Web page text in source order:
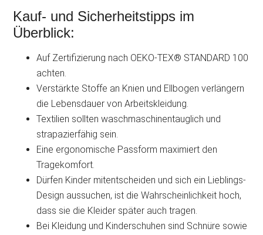
Kauf- und Sicherheitstipps im
Überblick:
Auf Zertifizierung nach OEKO-TEX® STANDARD 100
achten.
Verstärkte Stoffe an Knien und Ellbogen verlängern
die Lebensdauer von Arbeitskleidung.
Textilien sollten waschmaschinentauglich und
strapazierfähig sein.
Eine ergonomische Passform maximiert den
Tragekomfort.
Dürfen Kinder mitentscheiden und sich ein Lieblings-
Design aussuchen, ist die Wahrscheinlichkeit hoch,
dass sie die Kleider später auch tragen.
Bei Kleidung und Kinderschuhen sind Schnüre sowie